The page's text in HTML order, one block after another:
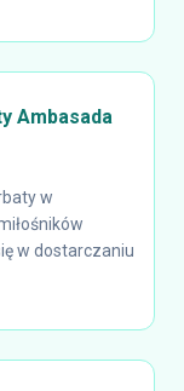
Ambasada
w
w dostarczaniu